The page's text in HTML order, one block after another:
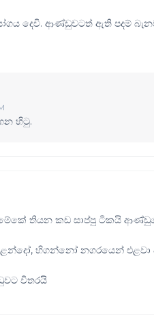
දෙවි. ආණ්ඩුවටත් ඇති පදම්
හිටු.
තියන කඩ සාප්පු ටිකයි
හිගන්නෝ නගරයෙන් එළවා
විතරයි